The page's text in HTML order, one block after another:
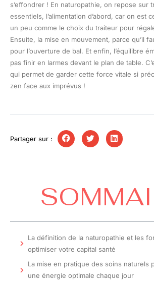
s’effondrer ! En naturopathie, on repose sur
essentiels, l’alimentation d’abord, car on est
un peu comme le choix du traiteur pour
Ensuite, la mise en mouvement, parce qu’il
pour l’ouverture de bal. Et enfin, l’équilibre
pas finir en larmes devant le plan de table.
qui permet de garder cette force vitale si
zen face aux imprévus !
Partager sur :
La définition de la naturopathie et les
optimiser votre capital santé
La mise en pratique des soins naturels
une énergie optimale chaque jour